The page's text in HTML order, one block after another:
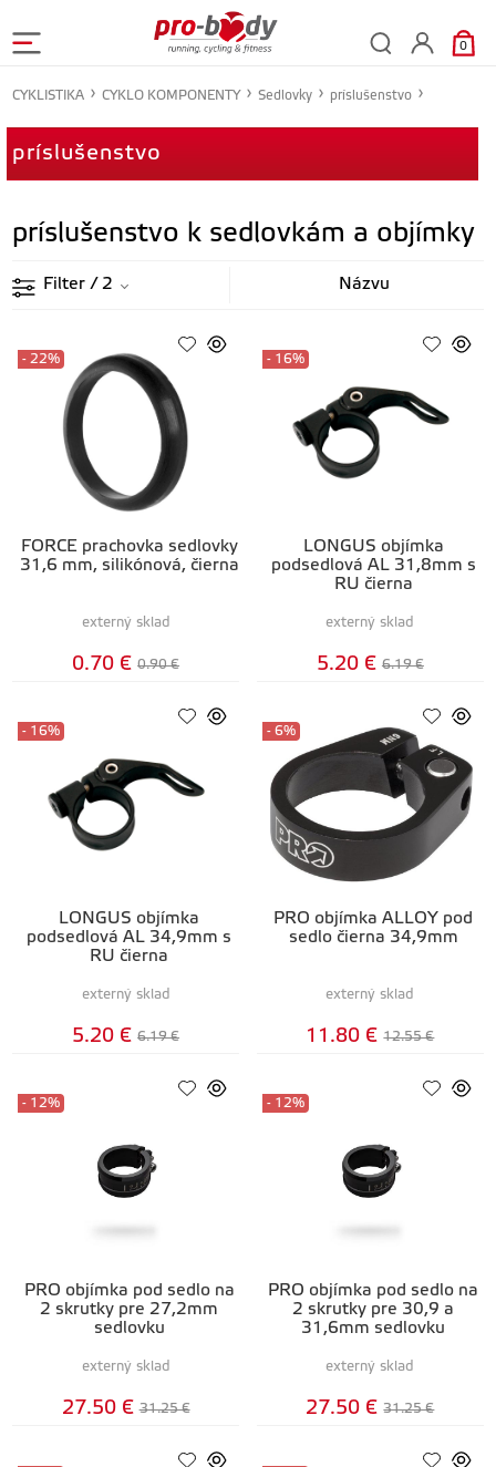
0
príslušenstvo
CYKLISTIKA CYKLO KOMPONENTY Sedlovky príslušenstvo
príslušenstvo k sedlovkám a objímky
Filter / 2
FORCE prachovka sedlovky
31,6 mm, silikónová, čierna
- 22%
externý sklad
0.70 € 0.90 €
LONGUS objímka
podsedlová AL 31,8mm s
RU čierna
- 16%
externý sklad
5.20 € 6.19 €
LONGUS objímka
podsedlová AL 34,9mm s
RU čierna
- 16%
externý sklad
5.20 € 6.19 €
PRO objímka ALLOY pod
sedlo čierna 34,9mm
- 6%
externý sklad
11.80 € 12.55 €
PRO objímka pod sedlo na
2 skrutky pre 27,2mm
sedlovku
- 12%
externý sklad
27.50 € 31.25 €
PRO objímka pod sedlo na
2 skrutky pre 30,9 a
31,6mm sedlovku
- 12%
externý sklad
27.50 € 31.25 €